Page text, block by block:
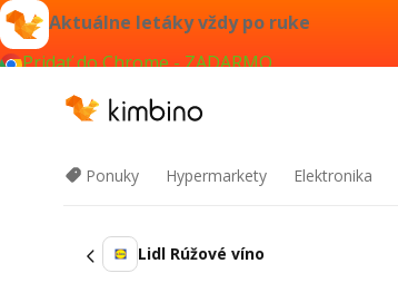
Aktuálne letáky vždy po ruke
Pridať do Chrome - ZADARMO
Ponuky Hypermarkety Elektronika
Lidl Rúžové víno